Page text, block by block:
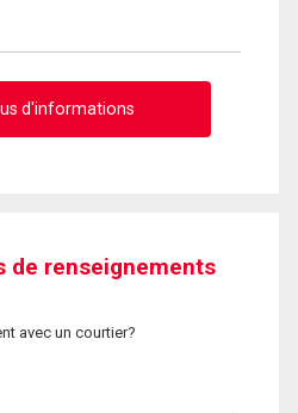
d'informations
de renseignements
avec un courtier?